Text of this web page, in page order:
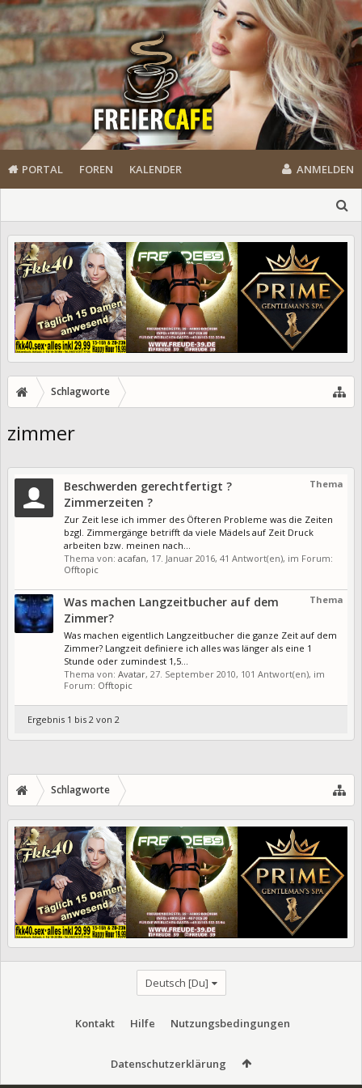
PORTAL FOREN KALENDER ANMELDEN
Schlagworte
zimmer
Thema
Beschwerden gerechtfertigt ?
Zimmerzeiten ?
Zur Zeit lese ich immer des Öfteren Probleme was die Zeiten
bzgl. Zimmergänge betrifft da viele Mädels auf Zeit Druck
arbeiten bzw. meinen nach...
Thema von: acafan, 17. Januar 2016, 41 Antwort(en), im Forum:
Offtopic
Thema
Was machen Langzeitbucher auf dem
Zimmer?
Was machen eigentlich Langzeitbucher die ganze Zeit auf dem
Zimmer? Langzeit definiere ich alles was länger als eine 1
Stunde oder zumindest 1,5...
Thema von: Avatar, 27. September 2010, 101 Antwort(en), im
Forum: Offtopic
Ergebnis 1 bis 2 von 2
Schlagworte
Deutsch [Du]
Kontakt Hilfe Nutzungsbedingungen
Datenschutzerklärung